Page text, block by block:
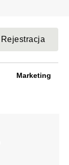
Rejestracja
Marketing